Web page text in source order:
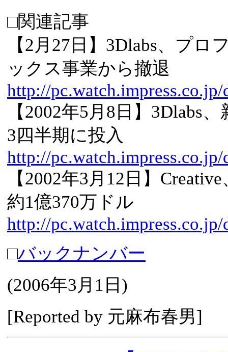
□関連記事
【2月27日】3Dlabs、プ
ックス事業から撤退
http://
【2002年5月8日】3Dlabs
3四半期に投入
http://
【2002年3月12日】
約1億370万ドル
http://
□バックナンバー
(2006年3月1日 )
[Reported by 元麻布春男]